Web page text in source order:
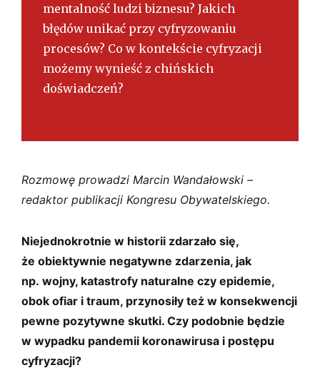
mentalność ludzi biznesu? Jakich
błędów unikać przy cyfryzowaniu
procesów? Co w kontekście cyfryzacji
możemy wynieść z chińskich
doświadczeń?
Rozmowę prowadzi Marcin Wandałowski –
redaktor publikacji Kongresu Obywatelskiego.
Niejednokrotnie w historii zdarzało się,
że obiektywnie negatywne zdarzenia, jak
np. wojny, katastrofy naturalne czy epidemie,
obok ofiar i traum, przynosiły też w konsekwencji
pewne pozytywne skutki. Czy podobnie będzie
w wypadku pandemii koronawirusa i postępu
cyfryzacji?